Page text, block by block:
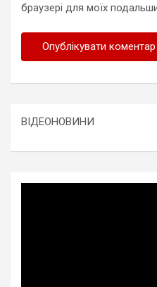
браузері для моїх
ВІДЕОНОВИНИ